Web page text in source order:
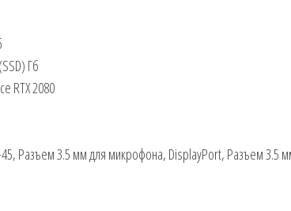
Гб
RTX 2080
45, Разъем 3.5 мм для микрофона, DisplayPort, Разъем 3.5